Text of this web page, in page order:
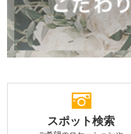
スポット検索